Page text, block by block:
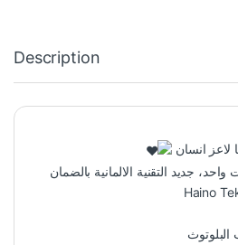
Description
انسان
جديد التقنية الالمانية بالضمان